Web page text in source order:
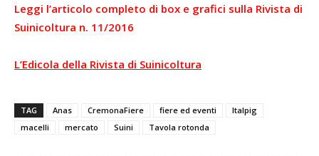
Leggi l’articolo completo di box e grafici sulla Rivista di
Suinicoltura n. 11/2016
L’Edicola della Rivista di Suinicoltura
TAG Anas CremonaFiere fiere ed eventi
Italpig
macelli
mercato Suini Tavola rotonda